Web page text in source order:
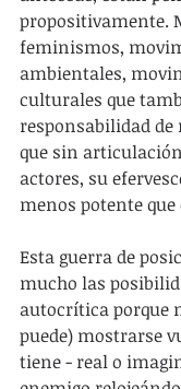
propositivamente.
feminismos,
ambientales,
culturales que
responsabilidad de
que sin
actores, su
menos potente que
Esta guerra de
mucho las
autocrítica porque
puede) mostrarse
tiene - real o